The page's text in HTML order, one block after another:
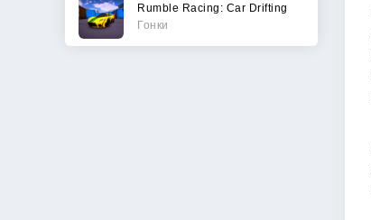
Rumble Racing: Car Drifting
Гонки